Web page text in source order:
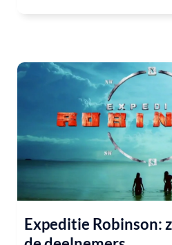
Expeditie Robinson: